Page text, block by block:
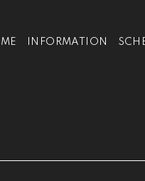
INFORMATION